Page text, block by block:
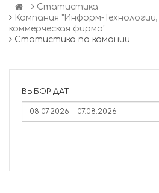
Статистика
Компания "Информ-
коммерческая фирма"
Статистика по комании
ВЫБОР ДАТ